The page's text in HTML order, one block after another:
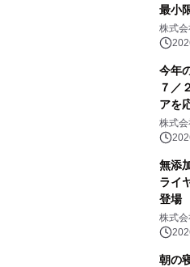
最小
じみ
株式
今年
７／
アを
上昇
や楽
株式
無添
ライ
登場
ク」
発売
株式
朝の